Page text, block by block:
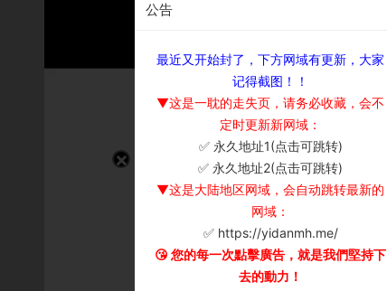
公告
最近又开始封了，下方网域有更新，大家
记得截图！！
▼这是一耽的走失页，请务必收藏，会不
定时更新新网域：
✅ 永久地址1(点击可跳转)
✅ 永久地址2(点击可跳转)
▼这是大陆地区网域，会自动跳转最新的
网域：
✅ https://yidanmh.me/
😘 您的每一次點擊廣告，就是我們堅持下
去的動力！
×